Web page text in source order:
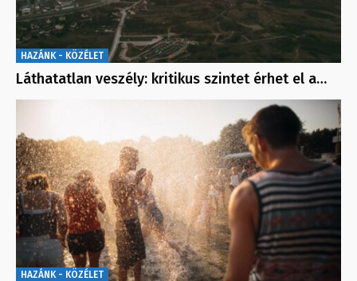
HAZÁNK - KÖZÉLET
Láthatatlan veszély: kritikus szintet érhet el a…
HAZÁNK - KÖZÉLET